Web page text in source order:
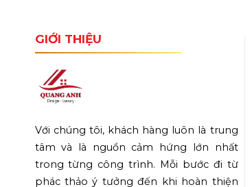
GIỚI THIỆU
Với chúng tôi, khách hàng luôn là trung
tâm và là nguồn cảm hứng lớn nhất
trong từng công trình. Mỗi bước đi từ
phác thảo ý tưởng đến khi hoàn thiện